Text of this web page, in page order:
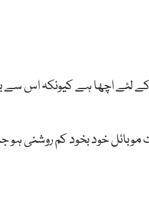
لئے اچھا ہے کیونکہ اس سے
موبائل خود بخود کم روشنی ہو